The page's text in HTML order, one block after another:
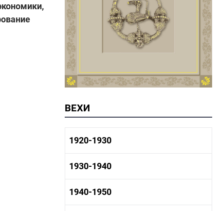
ВЕХИ
1920-1930
1920-1930 история
1920-1930 культура
1930-1940
1930-1940 история
1930-1940 культура
1940-1950